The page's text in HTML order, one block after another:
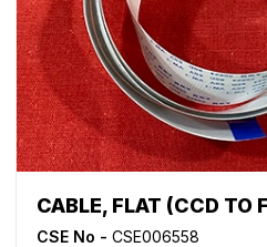
CABLE, FLAT (CCD TO
CSE No - CSE006558